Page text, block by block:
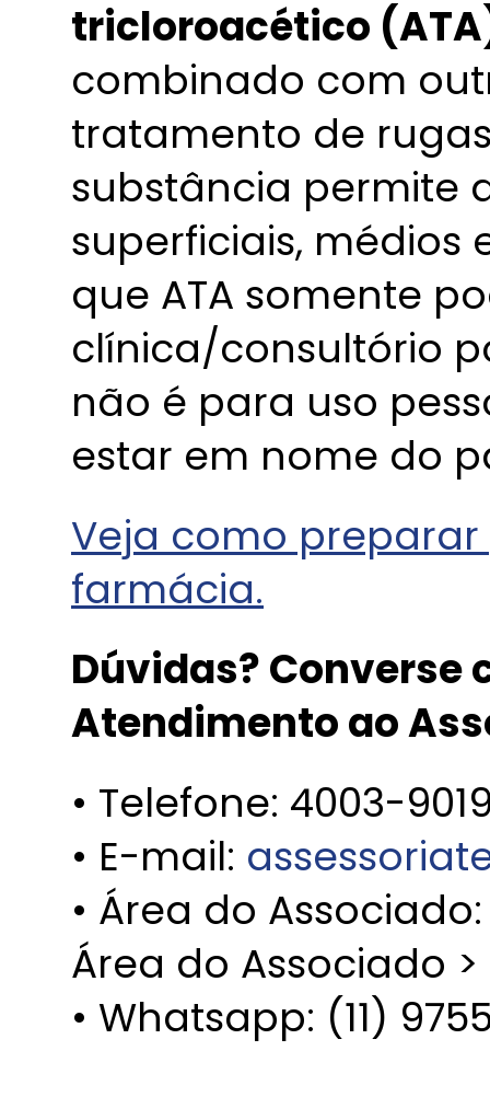
tricloroacético
combinado com
tratamento de
substância permite
superficiais, médios
que ATA somente
clínica/consultório
não é para uso
estar em nome do
Veja como preparar
farmácia.
Dúvidas? Converse
Atendimento ao
• Telefone: 4003-
• E-mail:
• Área do
Área do Associado
• Whatsapp: (11)